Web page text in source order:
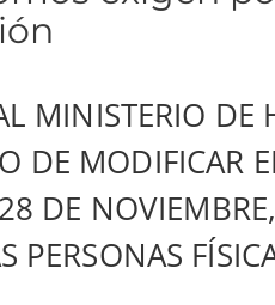
MINISTERIO
DE MODIFICAR
DE
PERSONAS